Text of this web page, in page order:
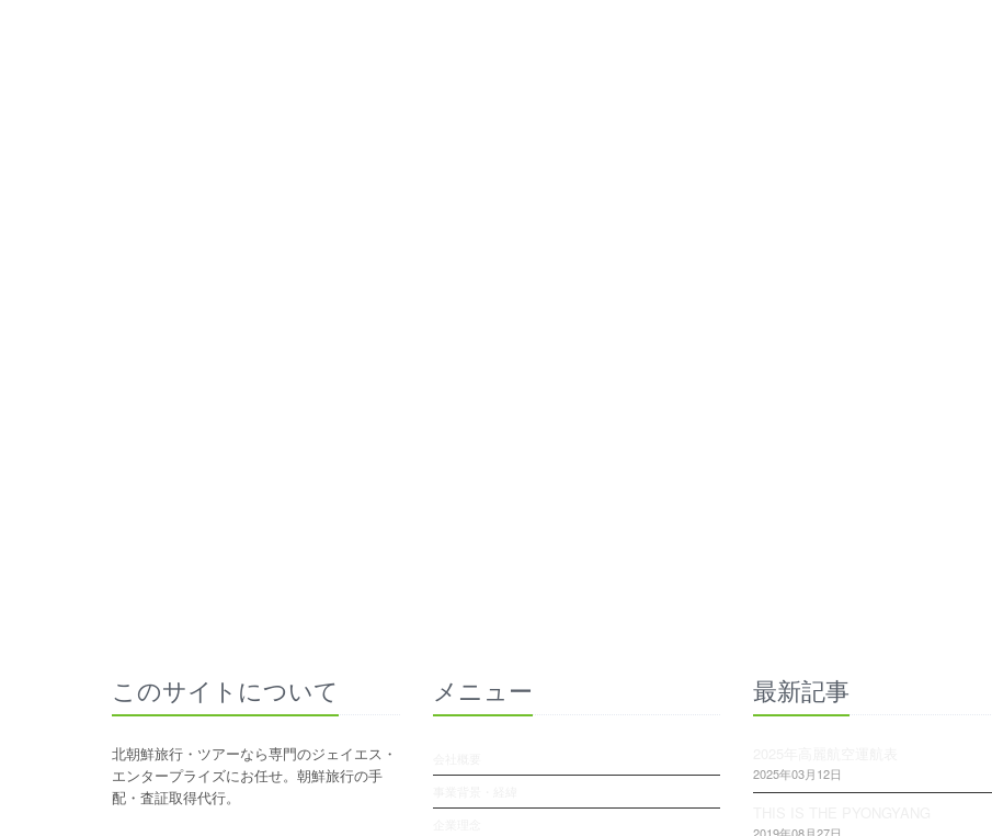
このサイトについて
北朝鮮旅行・ツアーなら専門のジェイエス・
エンタープライズにお任せ。朝鮮旅行の手
配・査証取得代行。
メニュー 最新記事
2025年03月12日
2019年08月27日